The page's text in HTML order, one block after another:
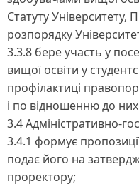
Статуту Університету,
розпорядку
3.3.8 бере участь у
вищої освіти у
профілактиці
і по відношенню до
3.4 Адміністративно-
3.4.1 формує
подає його на
проректору;